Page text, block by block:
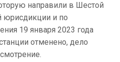
направили в Шестой
юрисдикции и по
19 января 2023 года
отменено, дело